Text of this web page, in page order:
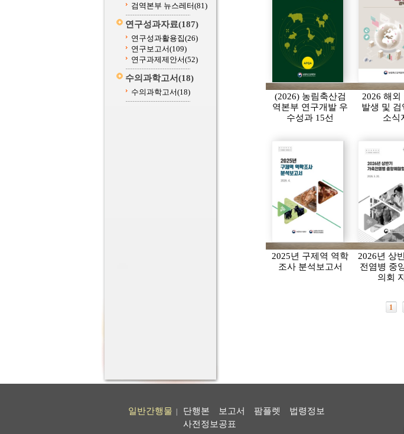
검역본부 뉴스레터(81)
연구성과자료(187)
연구성과활용집(26)
연구보고서(109)
연구과제제안서(52)
수의과학고서(18)
수의과학고서(18)
(2026) 농림축산검
역본부 연구개발 우
수성과 15선
2026 해외
발생 및 검
소식
2025년 구제역 역학
조사 분석보고서
2026년 상
전염병 중
의회
1
일반간행물 단행본 보고서 팜플렛
법령정보
사전정보공표